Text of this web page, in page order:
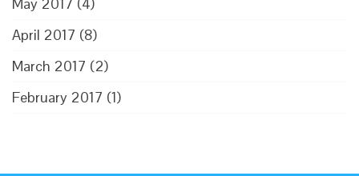
April 2017 (8)
March 2017 (2)
February 2017 (1)